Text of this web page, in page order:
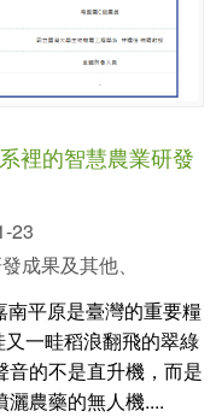
裡的智慧農業研發
23
成果及其他、
平原是臺灣的重要糧
一畦稻浪翻飛的翠綠
的不是直升機，而是
農藥的無人機....